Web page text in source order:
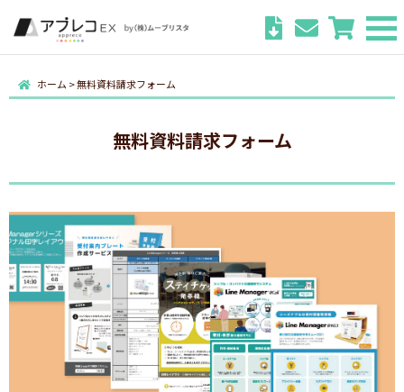
ホーム >無料資料請求フォーム
無料資料請求フォーム